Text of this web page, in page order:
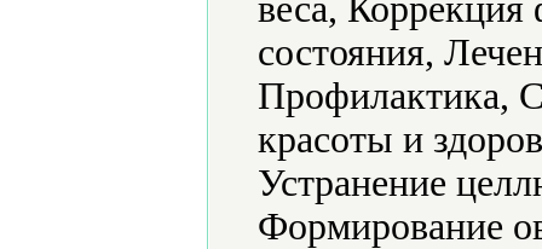
веса,
состояния,
Профилактика,
красоты и
Устранение
Формирование